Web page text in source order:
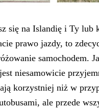
się na Islandię i Ty lub
prawo jazdy, to
samochodem.
niesamowicie
korzystniej niż w
ale przede